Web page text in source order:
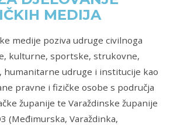
MEDIJA
medije poziva udruge civilnoga
kulturne, sportske, strukovne,
humanitarne udruge i institucije kao
pravne i fizičke osobe s područja
županije te Varaždinske županije
(Međimurska, Varaždinka,